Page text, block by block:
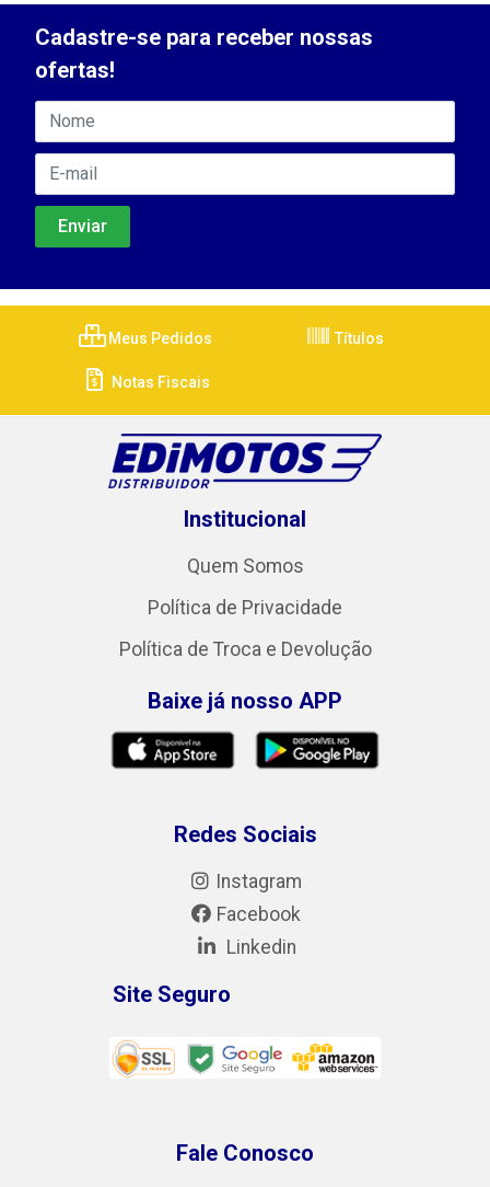
Cadastre-se para receber nossas
ofertas!
Meus Pedidos Títulos
Notas Fiscais
Institucional
Quem Somos
Política de Privacidade
Política de Troca e Devolução
Baixe já nosso APP
Redes Sociais
Instagram
Facebook
Linkedin
Site Seguro
Fale Conosco